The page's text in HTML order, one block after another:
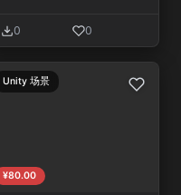
0 0
Unity 场景
¥80.00